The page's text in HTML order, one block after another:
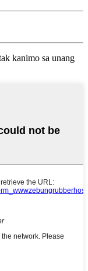
kanimo sa unang